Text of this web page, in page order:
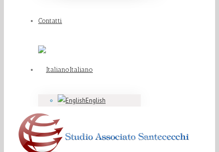
Contatti
Italiano
English